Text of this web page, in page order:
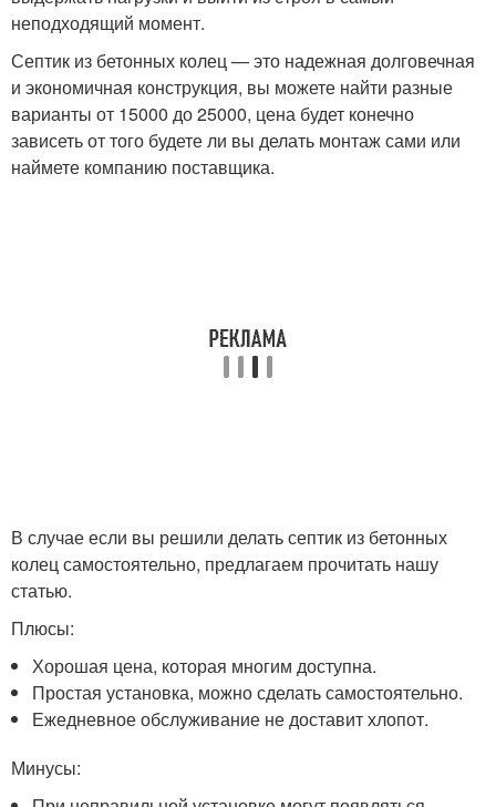
неподходящий момент.
Септик из бетонных колец — это надежная долговечная
и экономичная конструкция, вы можете найти разные
варианты от 15000 до 25000, цена будет конечно
зависеть от того будете ли вы делать монтаж сами или
наймете компанию поставщика.
В случае если вы решили делать септик из бетонных
колец самостоятельно, предлагаем прочитать нашу
статью.
Плюсы:
Хорошая цена, которая многим доступна.
Простая установка, можно сделать самостоятельно.
Ежедневное обслуживание не доставит хлопот.
Минусы: